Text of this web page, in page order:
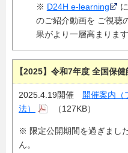
※ D24H e-learning
のご紹介動画を ご視聴
果がより一層高まります
【2025】令和7年度 全国保
2025.4.19開催 開催案内（
法）
（127KB）
※ 限定公開期間を過ぎまし
ん。